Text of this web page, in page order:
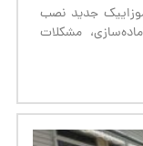
جدید نصب
مشکلات